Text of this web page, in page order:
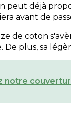
peut déjà
avant de
de coton
De plus, sa
notre